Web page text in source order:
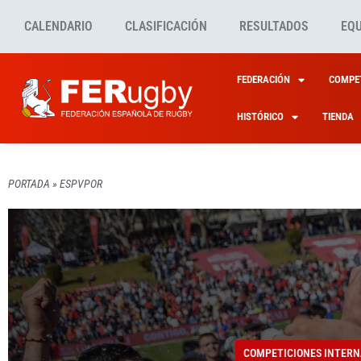
CALENDARIO CLASIFICACIÓN RESULTADOS
FEDERACIÓN
HISTÓRICO TIENDA
PORTADA » ESPVPOR
COMPETICIONES
XV
COMPETICIONES
EL
COMPETICIONES
TRES
COMPETICIONES
COMPETICIONES
COMPETICIONES